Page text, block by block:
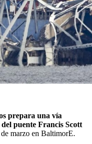
prepara una vía
puente Francis Scott
marzo en BaltimorE.